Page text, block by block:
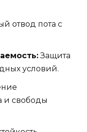
отвод пота с
Защита
условий.
и свободы